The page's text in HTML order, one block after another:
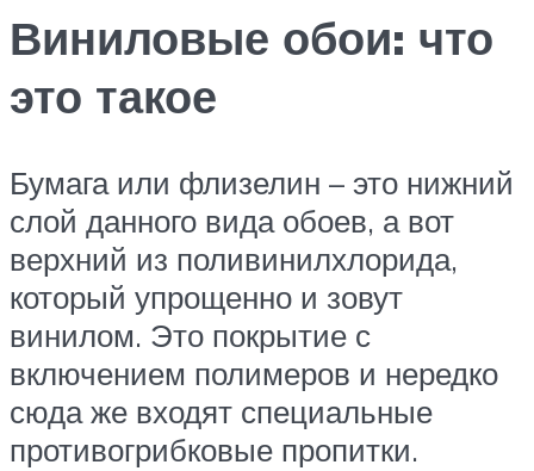
Виниловые обои: что
это такое
Бумага или флизелин – это нижний
слой данного вида обоев, а вот
верхний из поливинилхлорида,
который упрощенно и зовут
винилом. Это покрытие с
включением полимеров и нередко
сюда же входят специальные
противогрибковые пропитки.